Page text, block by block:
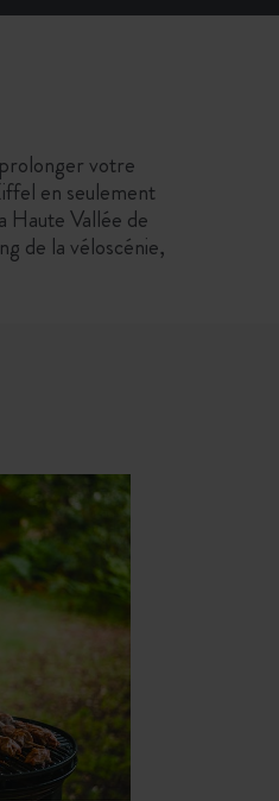
votre
en seulement
Haute Vallée de
de la véloscénie,